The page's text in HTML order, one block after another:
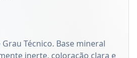
Técnico. Base mineral
inerte, coloração clara e